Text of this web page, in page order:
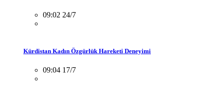
09:02 24/7
Kürdistan Kadın Özgürlük Hareketi Deneyimi
09:04 17/7